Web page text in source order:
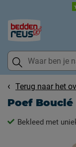
Terug naar het
Poef Bouclé
Bekleed met